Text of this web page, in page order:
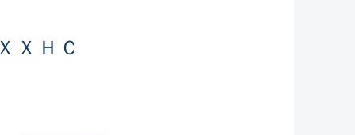
ＸＨＣ